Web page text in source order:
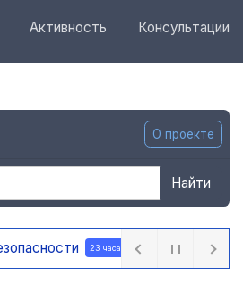
Активность Консультации
О проекте
Найти